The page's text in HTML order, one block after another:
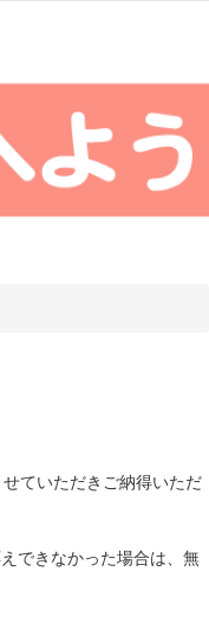
ていただきご納得いただ
できなかった場合は、無